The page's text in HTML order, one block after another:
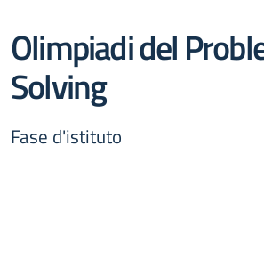
Olimpiadi del
Solving
Fase d'istituto